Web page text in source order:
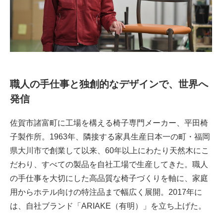
職人の手仕事と独創的なデザインで、世界へ
発信
佐賀市諸富町に工場を構える椅子専門メーカー、平田椅
子製作所。1963年、隣接する家具生産日本一の町・福岡
県大川市で創業して以来、60年以上にわたり天然木にこ
だわり、すべての製品を自社工場で生産してきた。職人
の手仕事を大切にした高品質な椅子づくりを軸に、家庭
用からホテル向けの特注品まで幅広く展開。2017年に
は、自社ブランド「ARIAKE（有明）」を立ち上げた。